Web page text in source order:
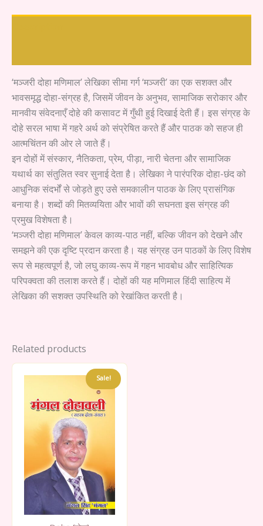
‘मञ्जरी दोहा मणिमाल’ लेखिका सीमा गर्ग ‘मञ्जरी’ का एक सशक्त और
भावसमृद्ध दोहा-संग्रह है, जिसमें जीवन के अनुभव, सामाजिक सरोकार और
मानवीय संवेदनाएँ दोहे की कसावट में गुँथी हुई दिखाई देती हैं। इस संग्रह के
दोहे सरल भाषा में गहरे अर्थ को संप्रेषित करते हैं और पाठक को सहज ही
आत्मचिंतन की ओर ले जाते हैं।
इन दोहों में संस्कार, नैतिकता, प्रेम, पीड़ा, नारी चेतना और सामाजिक
यथार्थ का संतुलित स्वर सुनाई देता है। लेखिका ने पारंपरिक दोहा-छंद को
आधुनिक संदर्भों से जोड़ते हुए उसे समकालीन पाठक के लिए प्रासंगिक
बनाया है। शब्दों की मितव्ययिता और भावों की सघनता इस संग्रह की
प्रमुख विशेषता है।
‘मञ्जरी दोहा मणिमाल’ केवल काव्य-पाठ नहीं, बल्कि जीवन को देखने और
समझने की एक दृष्टि प्रदान करता है। यह संग्रह उन पाठकों के लिए विशेष
रूप से महत्वपूर्ण है, जो लघु काव्य-रूप में गहन भावबोध और साहित्यिक
परिपक्वता की तलाश करते हैं। दोहों की यह मणिमाल हिंदी साहित्य में
लेखिका की सशक्त उपस्थिति को रेखांकित करती है।
Related products
Sale!